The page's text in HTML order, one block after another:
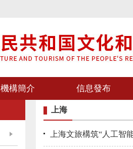
機構簡介 信息發布
上海
上海文旅構筑“人工智